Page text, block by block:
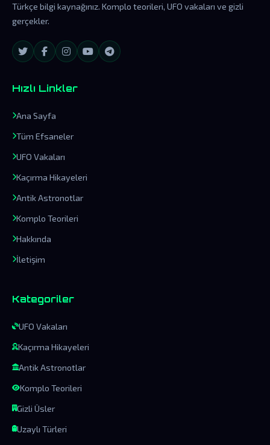
Türkçe bilgi kaynağınız. Komplo teorileri, UFO vakaları ve gizli
gerçekler.
Hızlı Linkler
Ana Sayfa
Tüm Efsaneler
UFO Vakaları
Kaçırma Hikayeleri
Antik Astronotlar
Komplo Teorileri
Hakkında
İletişim
Kategoriler
UFO Vakaları
Kaçırma Hikayeleri
Antik Astronotlar
Komplo Teorileri
Gizli Üsler
Uzaylı Türleri